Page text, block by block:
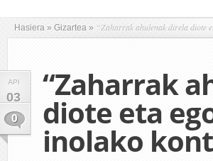
Hasiera » Gizartea » “Zaharrak ahulenak direla diote
API
03
0
“Zaharrak
diote eta
inolako